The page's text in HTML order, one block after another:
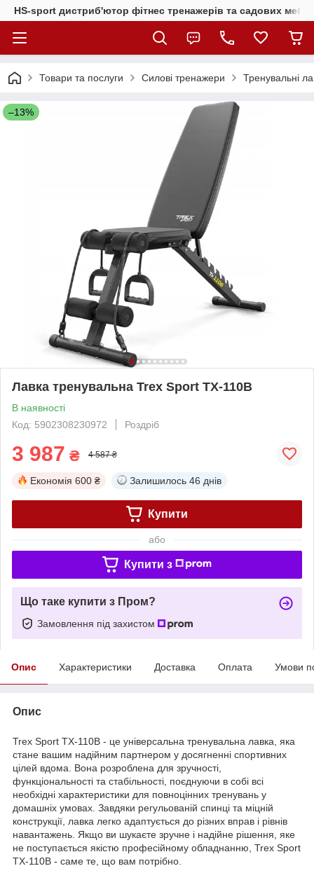
HS-sport дистриб'ютор фітнес тренажерів та садових
Товари та послуги Силові тренажери Тренувальні
–13%
Лавка тренувальна Trex Sport TX-110B
В наявності
Код: 5902308230972
Роздріб
3 987 ₴ 4 587 ₴
Економія 600 ₴ Залишилось 46 днів
Купити
або
Купити з
Що таке купити з Пром?
Замовлення під захистом
Опис Характеристики Доставка Оплата Умови
Опис
Trex Sport TX-110B - це універсальна тренувальна лавка, яка
стане вашим надійним партнером у досягненні спортивних
цілей вдома. Вона розроблена для зручності,
функціональності та стабільності, поєднуючи в собі всі
необхідні характеристики для повноцінних тренувань у
домашніх умовах. Завдяки регульованій спинці та міцній
конструкції, лавка легко адаптується до різних вправ і рівнів
навантажень. Якщо ви шукаєте зручне і надійне рішення, яке
не поступається якістю професійному обладнанню, Trex Sport
TX-110B - саме те, що вам потрібно.